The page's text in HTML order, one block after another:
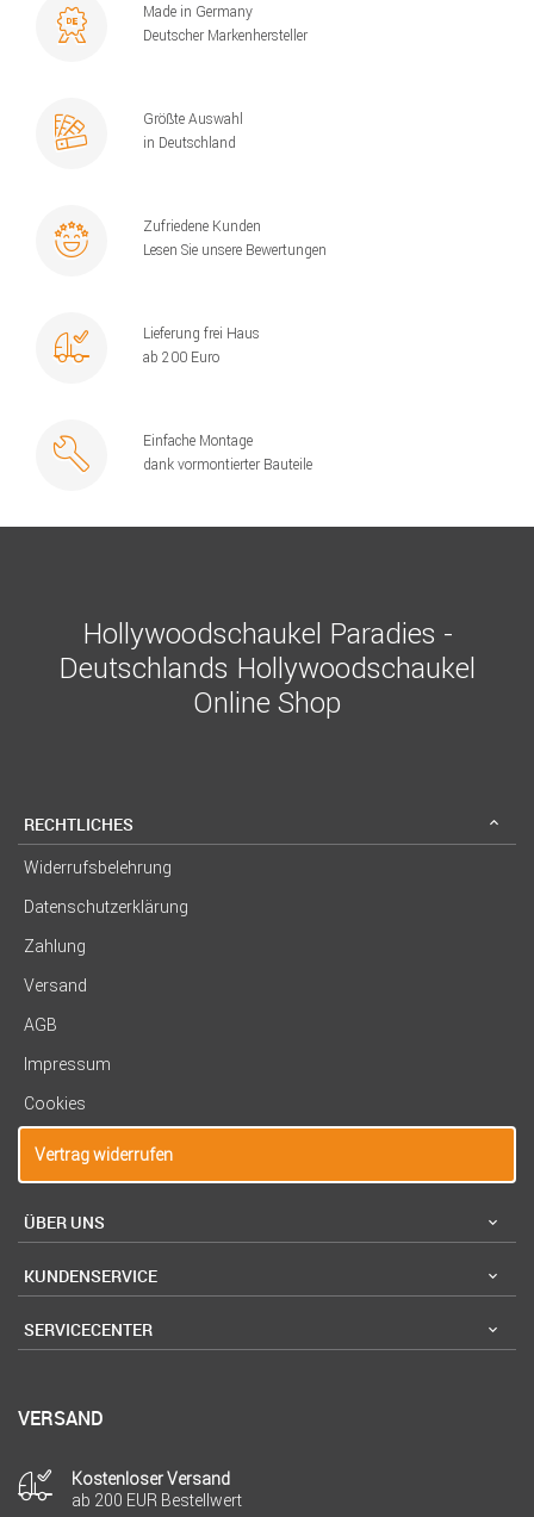
Made in Germany
Deutscher Markenhersteller
Größte Auswahl
in Deutschland
Zufriedene Kunden
Lesen Sie unsere Bewertungen
Lieferung frei Haus
ab 200 Euro
Einfache Montage
dank vormontierter Bauteile
Hollywoodschaukel Paradies -
Deutschlands Hollywoodschaukel
Online Shop
RECHTLICHES
Widerrufsbelehrung
Datenschutzerklärung
Zahlung
Versand
AGB
Impressum
Cookies
Vertrag widerrufen
ÜBER UNS
KUNDENSERVICE
SERVICECENTER
VERSAND
Kostenloser Versand
ab 200 EUR Bestellwert